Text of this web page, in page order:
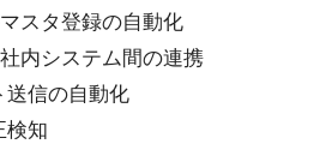
スタ登録の自動化
内システム間の連携
信の自動化
知